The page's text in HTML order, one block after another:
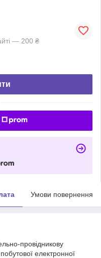
— 200 ₴
Умови повернення
провідникову
електронної